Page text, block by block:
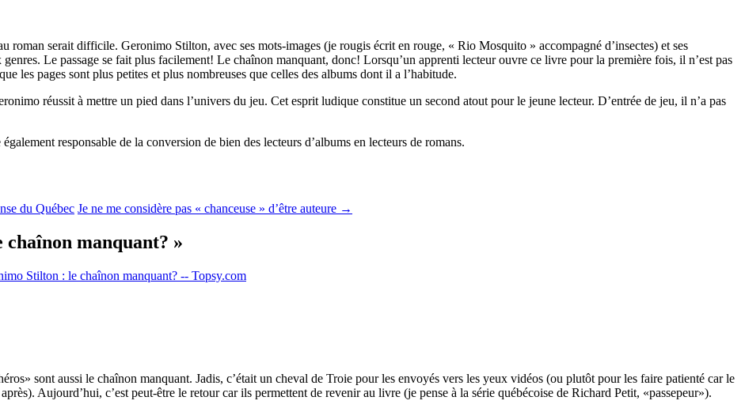
roman serait difficile. Geronimo Stilton, avec ses mots-images (je rougis écrit en rouge, « Rio Mosquito » accompagné d’insectes) et ses
Le passage se fait plus facilement! Le chaînon manquant, donc! Lorsqu’un apprenti lecteur ouvre ce livre pour la première fois, il n’est pas
les pages sont plus petites et plus nombreuses que celles des albums dont il a l’habitude.
réussit à mettre un pied dans l’univers du jeu. Cet esprit ludique constitue un second atout pour le jeune lecteur. D’entrée de jeu, il n’a pas
responsable de la conversion de bien des lecteurs d’albums en lecteurs de romans.
du Québec Je ne me considère pas « chanceuse » d’être auteure →
manquant? »
Stilton : le chaînon manquant? -- Topsy.com
sont aussi le chaînon manquant. Jadis, c’était un cheval de Troie pour les envoyés vers les yeux vidéos (ou plutôt pour les faire patienté car le
Aujourd’hui, c’est peut-être le retour car ils permettent de revenir au livre (je pense à la série québécoise de Richard Petit, «passepeur»).